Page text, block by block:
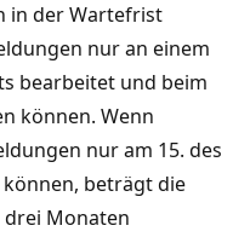
in der Wartefrist
nur an einem
bearbeitet und beim
können. Wenn
nur am 15. des
beträgt die
Monaten